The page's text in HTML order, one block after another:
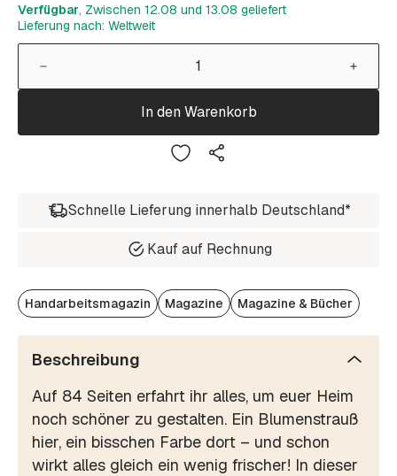
Verfügbar, Zwischen 12.08 und 13.08 geliefert
Lieferung nach: Weltweit
In den Warenkorb
Schnelle Lieferung innerhalb Deutschland*
Kauf auf Rechnung
Handarbeitsmagazin Magazine Magazine & Bücher
Beschreibung
Auf 84 Seiten erfahrt ihr alles, um euer Heim
noch schöner zu gestalten. Ein Blumenstrauß
hier, ein bisschen Farbe dort – und schon
wirkt alles gleich ein wenig frischer! In dieser